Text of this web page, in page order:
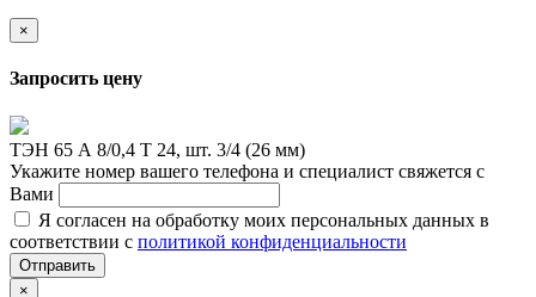
×
Запросить цену
ТЭН 65 А 8/0,4 Т 24, шт. 3/4 (26 мм)
Укажите номер вашего телефона и специалист свяжется с
Вами
Я согласен на обработку моих персональных данных в
соответствии с политикой конфиденциальности
Отправить
×